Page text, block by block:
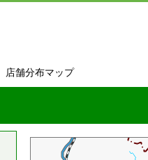
店舗分布マップ